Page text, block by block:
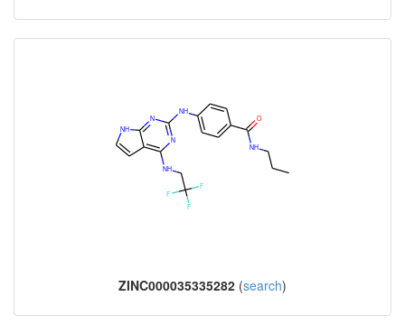
ZINC000035335282 (search)